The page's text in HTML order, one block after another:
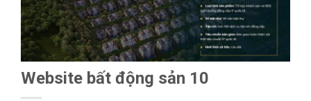
Website bất động sản 10